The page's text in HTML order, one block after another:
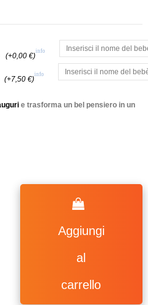
(+0,00 €)
info
(+7,50 €)
info
e trasforma un bel pensiero in un
Aggiungi
al
carrello